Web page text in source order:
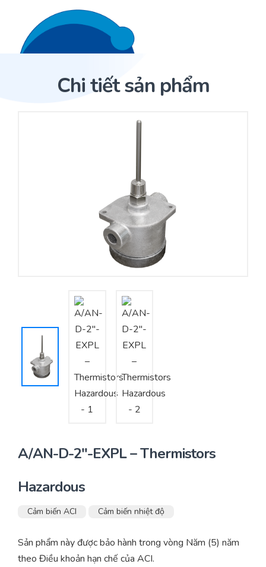
Trang Chủ
Nhà phân phối cảm biến
Nhà sản xuất thiết bị điều khiển
Cung cấp giải pháp quản lý cho toà nhà (BMS)
Tư vấn – Thiết kế – Cung cấp thiết bị HVAC
Tư vấn thiết kế, thi công tủ điều khiển
Thi công – Lắp đặt hệ thống HVAC
Chi tiết sản phẩm
Sản phẩm
A/AN-D-2″-EXPL – Thermistors
Hazardous
Cảm biến ACI Cảm biến nhiệt độ
Sản phẩm này được bảo hành trong vòng Năm (5) năm
theo Điều khoản hạn chế của ACI.